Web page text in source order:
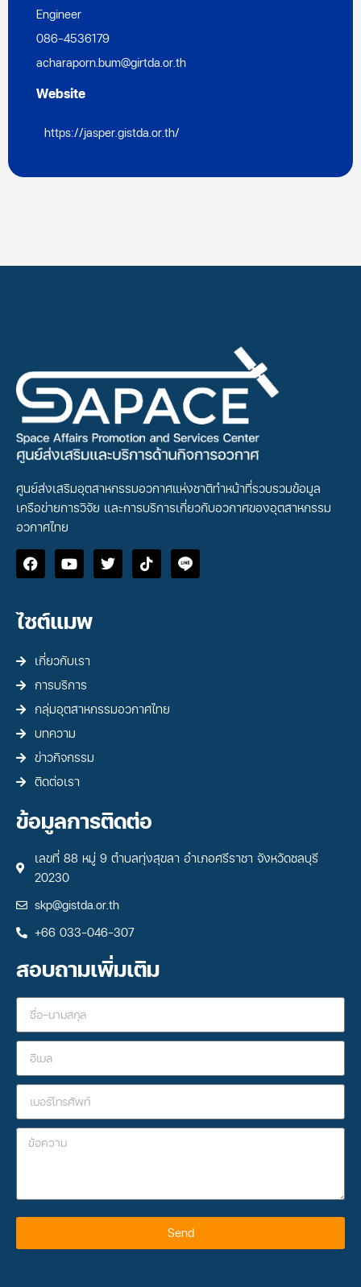
Engineer
086-4536179
acharaporn.bum@girtda.or.th
Website
https://jasper.gistda.or.th/
ศูนย์ส่งเสริมอุตสาหกรรมอวกาศแห่งชาติทำหน้าที่รวบรวมข้อมูล
เครือข่ายการวิจัย และการบริการเกี่ยวกับอวกาศของอุตสาหกรรม
อวกาศไทย
ไซต์แมพ
เกี่ยวกับเรา
การบริการ
กลุ่มอุตสาหกรรมอวกาศไทย
บทความ
ข่าวกิจกรรม
ติดต่อเรา
ข้อมูลการติดต่อ
เลขที่ 88 หมู่ 9 ตำบลทุ่งสุขลา อำเภอศรีราชา จังหวัดชลบุรี
20230
skp@gistda.or.th
+66 033-046-307
สอบถามเพิ่มเติม
Send